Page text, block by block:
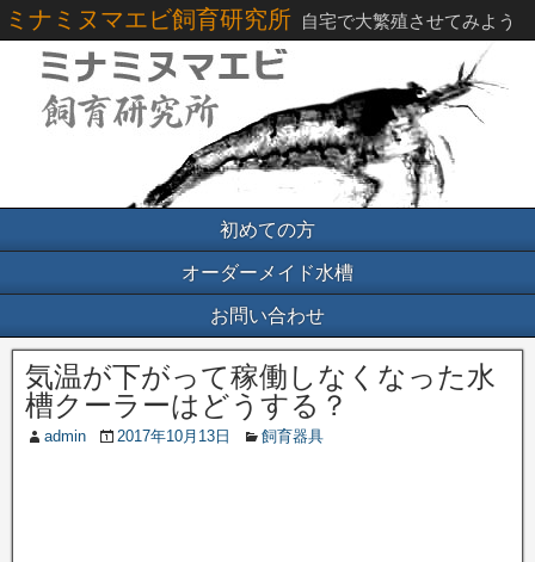
ミナミヌマエビ飼育研究所 自宅で大繁殖させてみよう
初めての方
オーダーメイド水槽
お問い合わせ
気温が下がって稼働しなくなった水
槽クーラーはどうする？
admin 2017年10月13日 飼育器具